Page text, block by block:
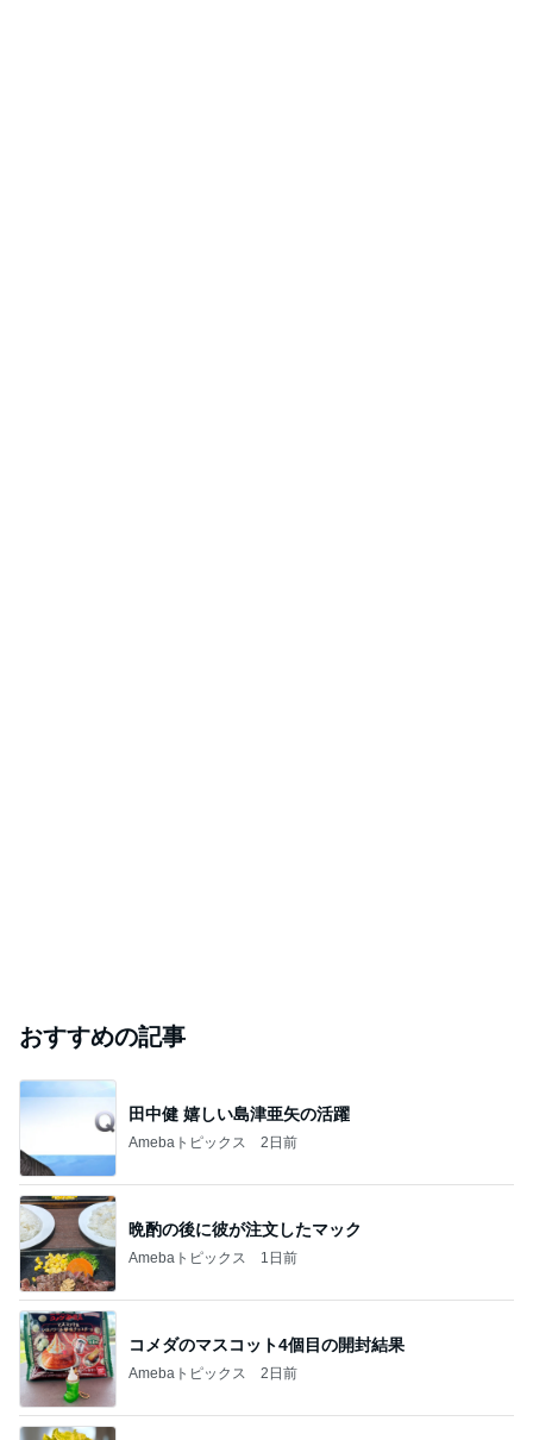
おすすめの記事
田中健 嬉しい島津亜矢の活躍
Amebaトピックス 2日前
晩酌の後に彼が注文したマック
Amebaトピックス 1日前
コメダのマスコット4個目の開封結果
Amebaトピックス 2日前